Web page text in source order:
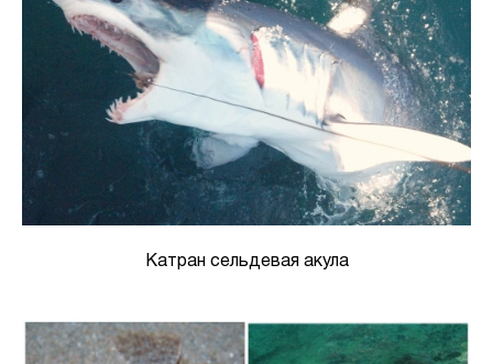
Катран сельдевая акула